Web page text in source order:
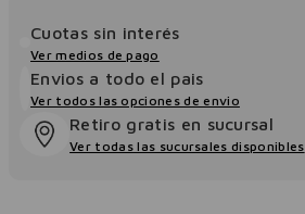
Cuotas sin interés
Ver medios de pago
Envios a todo el pais
Ver todos las opciones de envio
Retiro gratis en sucursal
Ver todas las sucursales disponibles